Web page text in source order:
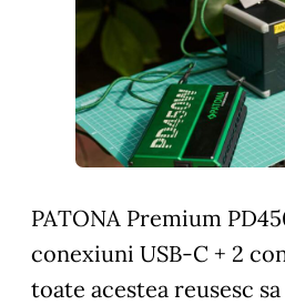
PATONA Premium
conexiuni USB-C + 2
toate acestea reusesc